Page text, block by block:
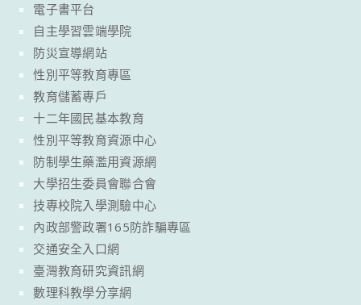
電子書平台
自主學習雲端學院
防災宣導網站
性別平等教育專區
教育儲蓄專戶
十二年國民基本教育
性別平等教育資源中心
防制學生藥濫用資源網
大學招生委員會聯合會
技專校院入學測驗中心
內政部警政署165防詐騙專區
交通安全入口網
臺灣教育研究資訊網
數理科教學分享網